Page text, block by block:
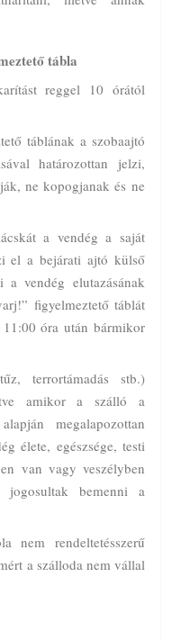
tábla
reggel 10 órától
táblának a szobaajtó
határozottan jelzi,
ne kopogjanak és ne
a vendég a saját
el a bejárati ajtó külső
vendég elutazásának
figyelmeztető táblát
óra után bármikor
terrortámadás stb.)
amikor a szálló a
megalapozottan
élete, egészsége, testi
van vagy veszélyben
bemenni a
nem rendeltetésszerű
a szálloda nem vállal